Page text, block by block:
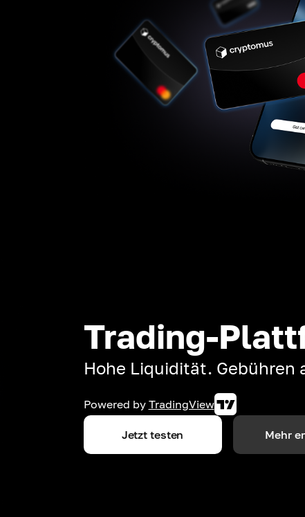
Trading-
Hohe Liquidität. Gebühren
Powered by TradingView
Jetzt testen Mehr